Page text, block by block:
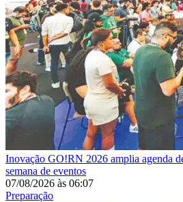
Inovação GO!RN 2026 amplia agenda
semana de eventos
07/08/2026 às 06:07
Preparação